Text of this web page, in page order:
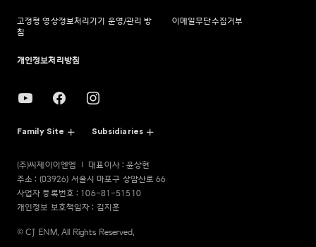
고정형 영상정보처리기기 운영/관리 방
침
이메일무단수집거부
개인정보처리방침
Family Site Subsidiaries
(주)씨제이이엔엠
대표이사 : 윤상현
주소 : (03926) 서울시 마포구 상암산로 66
사업자 등록번호 : 106-81-51510
개인정보 보호책임자 : 김지훈
© CJ ENM. All Rights Reserved.